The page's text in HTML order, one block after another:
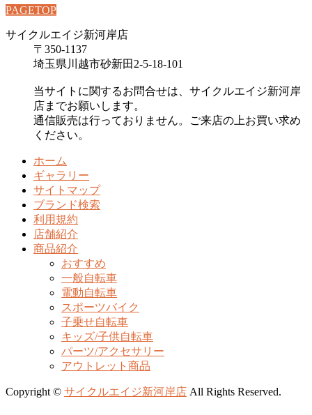
PAGETOP
サイクルエイジ新河岸店
〒350-1137
埼玉県川越市砂新田2-5-18-101
当サイトに関するお問合せは、サイクルエイジ新河岸
店までお願いします。
通信販売は行っておりません。ご来店の上お買い求め
ください。
ホーム
ギャラリー
サイトマップ
ブランド検索
利用規約
店舗紹介
商品紹介
おすすめ
一般自転車
電動自転車
スポーツバイク
子乗せ自転車
キッズ/子供自転車
パーツ/アクセサリー
アウトレット商品
Copyright © サイクルエイジ新河岸店 All Rights Reserved.